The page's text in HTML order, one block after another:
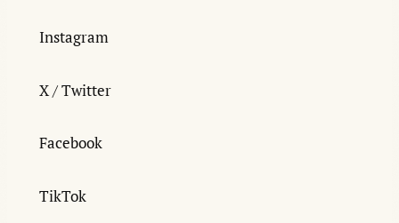
Instagram
X / Twitter
Facebook
TikTok